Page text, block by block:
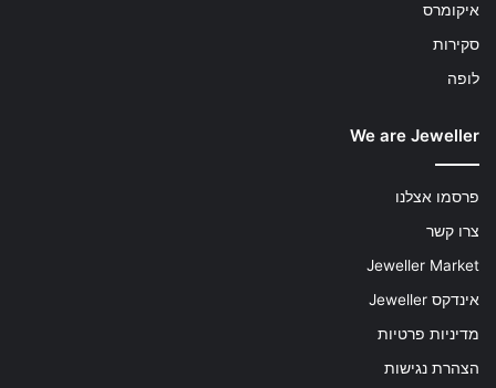
איקומרס
סקירות
לופה
We are Jeweller
פרסמו אצלנו
צרו קשר
Jeweller Market
אינדקס Jeweller
מדיניות פרטיות
הצהרת נגישות